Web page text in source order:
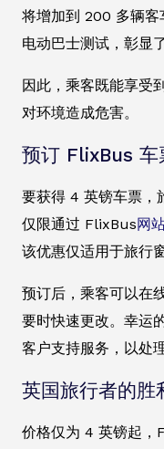
将增加到 200 多辆客
电动巴士测试，彰显
因此，乘客既能享受
对环境造成危害。
预订 FlixBus 车
要获得 4 英镑车票，
仅限通过 FlixBus网
该优惠仅适用于旅行
预订后，乘客可以在
要时快速更改。幸运
客户支持服务，以处
英国旅行者的胜
价格仅为 4 英镑起，